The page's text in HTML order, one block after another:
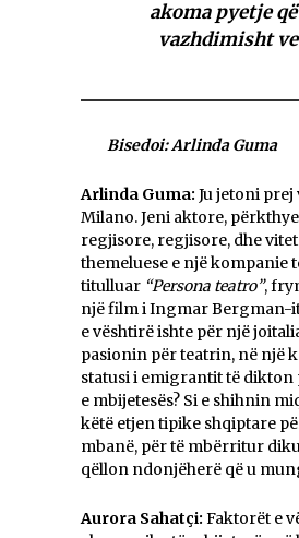
akoma pyetje
vazhdimisht
Bisedoi: Arlinda Guma
Arlinda Guma: Ju jetoni prej
Milano. Jeni aktore,
regjisore, regjisore, dhe
themeluese e një kompanie
titulluar “Persona teatro”,
një film i Ingmar Bergman-
e vështirë ishte për një
pasionin për teatrin, në një
statusi i emigrantit të
e mbijetesës? Si e shihnin
këtë etjen tipike shqiptare
mbanë, për të mbërritur
qëllon ndonjëherë që u
Aurora Sahatçi: Faktorët e